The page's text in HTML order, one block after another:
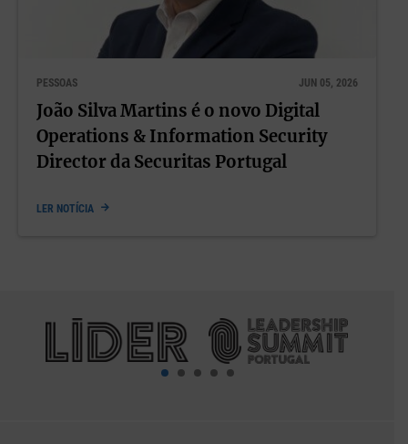
PESSOAS JUN 05, 2026
João Silva Martins é o novo Digital
Operations & Information Security
Director da Securitas Portugal
LER NOTÍCIA